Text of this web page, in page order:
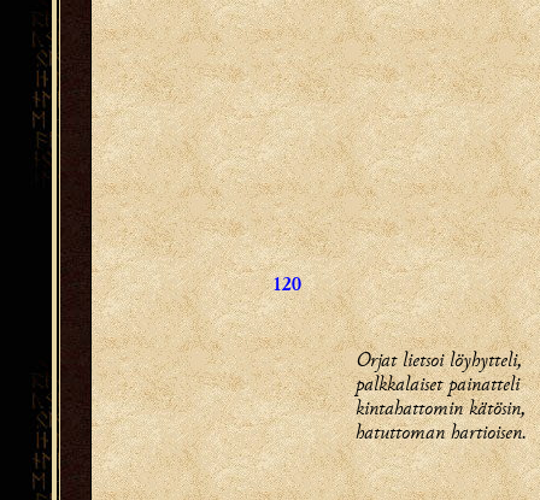
120
Orjat lietsoi löyhytteli,
palkkalaiset painatteli
kintahattomin kätösin,
hatuttoman hartioisen.